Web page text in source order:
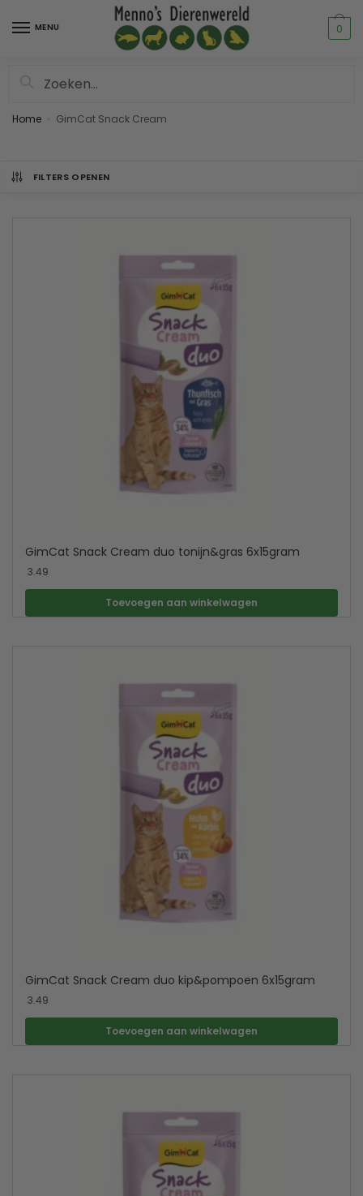
MENU 0
Home GimCat Snack Cream
FILTERS OPENEN
GimCat Snack Cream duo tonijn&gras 6x15gram
3.49
Toevoegen aan winkelwagen
GimCat Snack Cream duo kip&pompoen 6x15gram
3.49
Toevoegen aan winkelwagen